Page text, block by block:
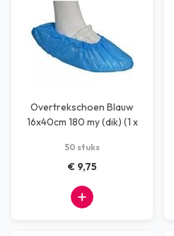
Overtrekschoen Blauw
16x40cm 180 my (dik) (1 x
50 stuks
€ 9,75